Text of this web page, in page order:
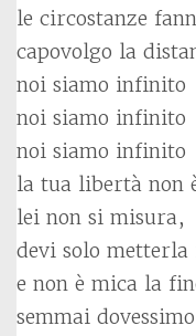
le circostanze
capovolgo la
noi siamo infinito
noi siamo infinito
noi siamo infinito
la tua libertà non
lei non si misura,
devi solo
e non è mica la
semmai